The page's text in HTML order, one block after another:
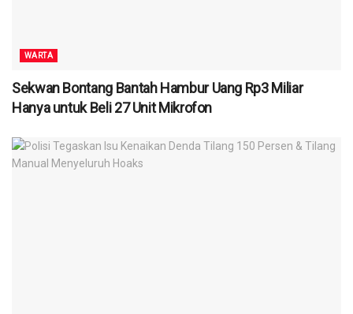
WARTA
Sekwan Bontang Bantah Hambur Uang Rp3 Miliar
Hanya untuk Beli 27 Unit Mikrofon